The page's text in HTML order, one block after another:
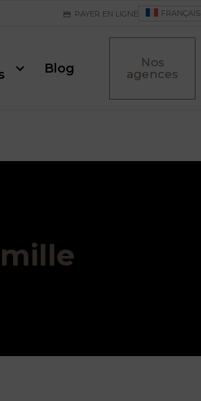
PAYER EN LIGNE FRANÇAIS
Blog
Nos
agences